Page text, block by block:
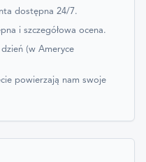
dostępna 24/7.
i szczegółowa ocena.
dzień (w Ameryce
powierzają nam swoje